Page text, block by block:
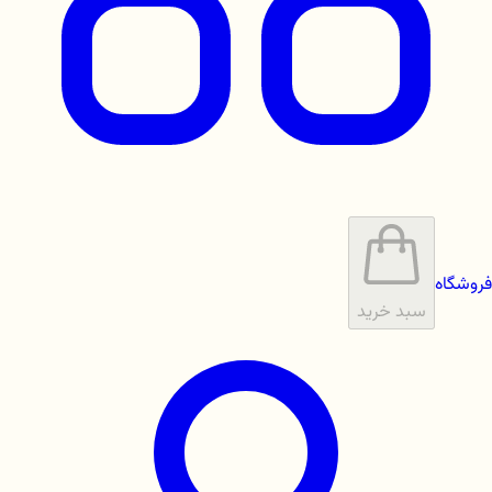
فروشگاه
سبد خرید